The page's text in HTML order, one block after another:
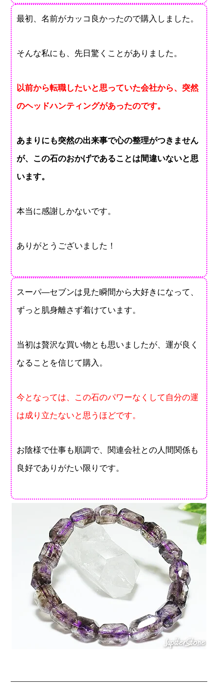
最初、名前がカッコ良かったので購入しました。
そんな私にも、先日驚くことがありました。
以前から転職したいと思っていた会社から、突然
のヘッドハンティングがあったのです。
あまりにも突然の出来事で心の整理がつきません
が、この石のおかげであることは間違いないと思
います。
本当に感謝しかないです。
ありがとうございました！
スーパ―セブンは見た瞬間から大好きになって、
ずっと肌身離さず着けています。
当初は贅沢な買い物とも思いましたが、運が良く
なることを信じて購入。
今となっては、この石のパワーなくして自分の運
は成り立たないと思うほどです。
お陰様で仕事も順調で、関連会社との人間関係も
良好でありがたい限りです。